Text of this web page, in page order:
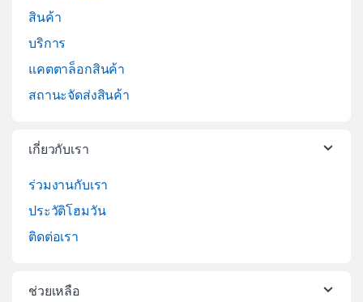
สินค้า
บริการ
แคตตาล็อกสินค้า
สถานะจัดส่งสินค้า
เกี่ยวกับเรา
ร่วมงานกับเรา
ประวัติโฮมวัน
ติดต่อเรา
ช่วยเหลือ